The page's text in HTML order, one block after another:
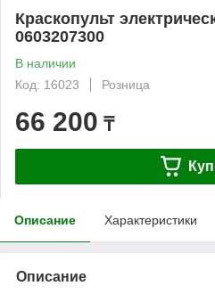
Краскопульт
0603207300
В наличии
Код: 16023
Розница
66 200 ₸
Описание Характеристики
Описание